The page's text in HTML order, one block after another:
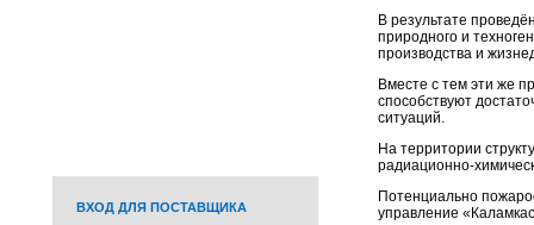
ВХОД ДЛЯ ПОСТАВЩИКА
В результате
природного и
производства и
Вместе с тем эти же
способствуют
ситуаций.
На территории
радиационно-
Потенциально
управление